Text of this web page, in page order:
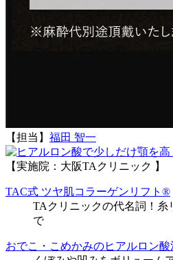
【担当】 福田 智一
【実施院：大阪TAクリニック 】
TAC式 ツヤ肌コラーゲンリフト®
TAクリニックの代名詞！糸
で
おでこ・こめかみのヒアルロン酸